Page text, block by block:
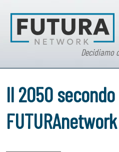
Decidiamo
Il 2050 secondo
FUTURAnetwork